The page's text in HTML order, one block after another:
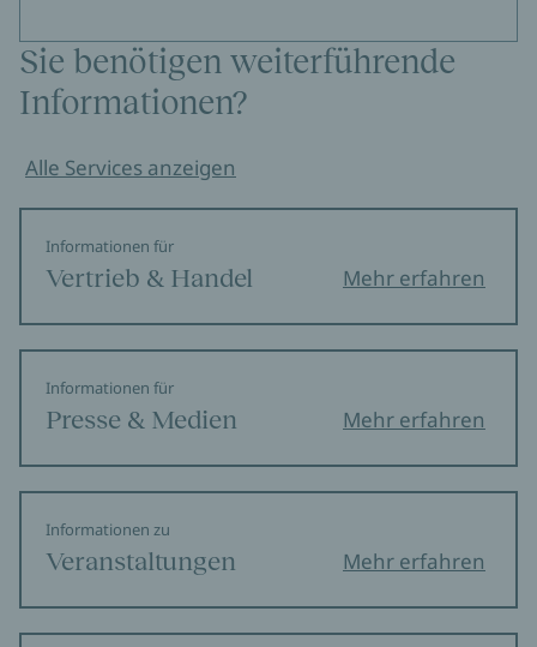
Die erste feministische Autorin Italiens!
La Repubblica
mutig und eindrucksvoll behandelt.
Sie benötigen weiterführende
Informationen?
Alle Services anzeigen
Informationen für
Vertrieb & Handel Mehr erfahren
Informationen für
Presse & Medien Mehr erfahren
Informationen zu
Veranstaltungen Mehr erfahren